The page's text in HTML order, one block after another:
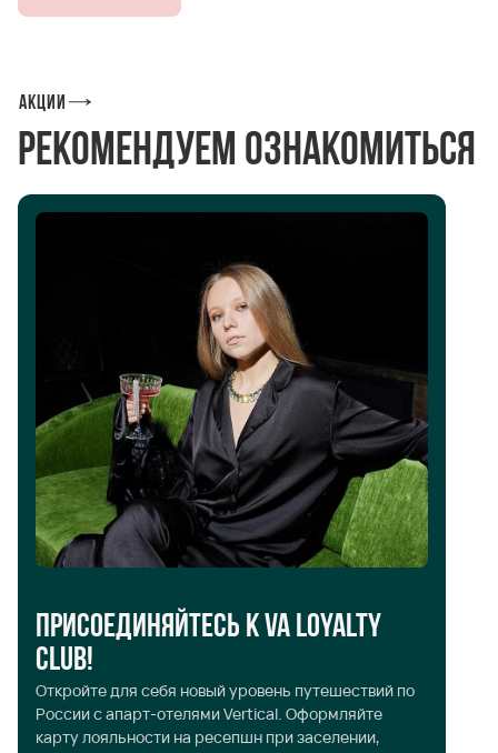
Акции
Рекомендуем ознакомиться
Присоединяйтесь к VA Loyalty
Club!
Откройте для себя новый уровень путешествий по
России с апарт-отелями Vertical. Оформляйте
карту лояльности на ресепшн при заселении,